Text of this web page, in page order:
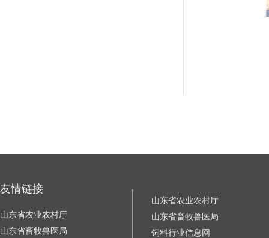
友情链接
山东省农业农村厅
山东省畜牧兽医局
山东省农业农村厅
山东省畜牧兽医局
饲料行业信息网